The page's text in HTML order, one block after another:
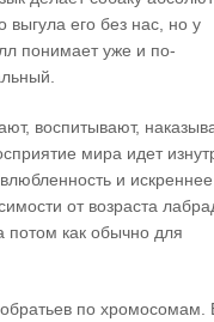
выгула его без нас, но у
понимает уже и по-
воспитывают,
мира идет
и искреннее
от возраста
потом как обычно для
по хромосомам.